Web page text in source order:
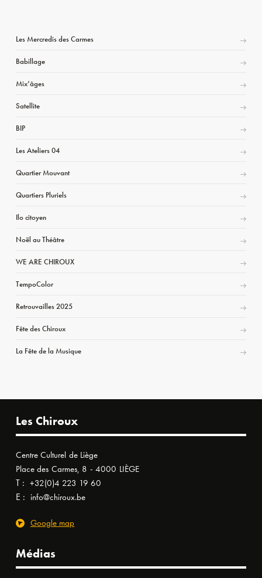
Les Mercredis des Carmes
Babillage
Mix’âges
Satellite
BIP
Les Ateliers 04
Quartier Mouvant
Quartiers Pluriels
Ilo citoyen
Noël au Théâtre
WE ARE CHIROUX
TempoColor
Retrouvailles 2025
Fête des Chiroux
La Fête de la Musique
Les Chiroux
Centre Culturel de Liège
Place des Carmes, 8 - 4000 LIÈGE
T : +32(0)4 223 19 60
E : info@chiroux.be
Google map
Médias